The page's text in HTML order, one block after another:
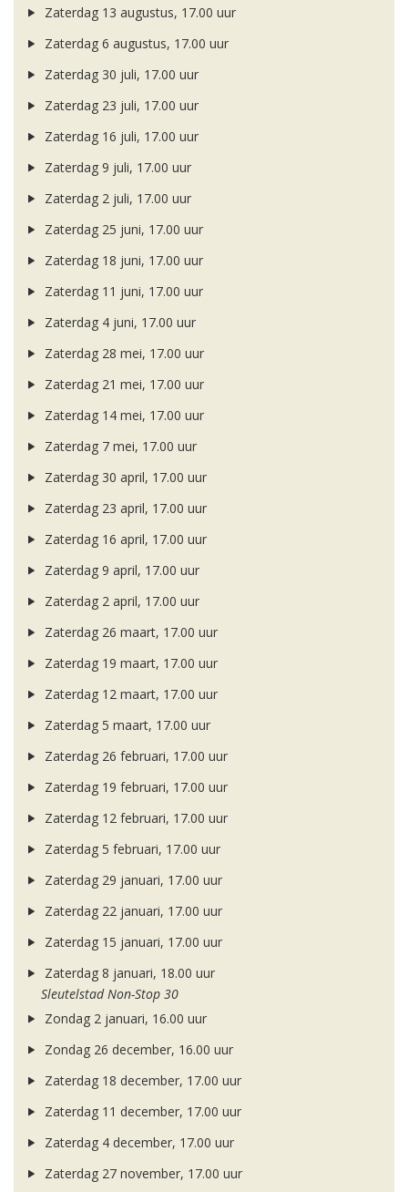
Zaterdag 13 augustus, 17.00 uur
Zaterdag 6 augustus, 17.00 uur
Zaterdag 30 juli, 17.00 uur
Zaterdag 23 juli, 17.00 uur
Zaterdag 16 juli, 17.00 uur
Zaterdag 9 juli, 17.00 uur
Zaterdag 2 juli, 17.00 uur
Zaterdag 25 juni, 17.00 uur
Zaterdag 18 juni, 17.00 uur
Zaterdag 11 juni, 17.00 uur
Zaterdag 4 juni, 17.00 uur
Zaterdag 28 mei, 17.00 uur
Zaterdag 21 mei, 17.00 uur
Zaterdag 14 mei, 17.00 uur
Zaterdag 7 mei, 17.00 uur
Zaterdag 30 april, 17.00 uur
Zaterdag 23 april, 17.00 uur
Zaterdag 16 april, 17.00 uur
Zaterdag 9 april, 17.00 uur
Zaterdag 2 april, 17.00 uur
Zaterdag 26 maart, 17.00 uur
Zaterdag 19 maart, 17.00 uur
Zaterdag 12 maart, 17.00 uur
Zaterdag 5 maart, 17.00 uur
Zaterdag 26 februari, 17.00 uur
Zaterdag 19 februari, 17.00 uur
Zaterdag 12 februari, 17.00 uur
Zaterdag 5 februari, 17.00 uur
Zaterdag 29 januari, 17.00 uur
Zaterdag 22 januari, 17.00 uur
Zaterdag 15 januari, 17.00 uur
Zaterdag 8 januari, 18.00 uur
Sleutelstad Non-Stop 30
Zondag 2 januari, 16.00 uur
Zondag 26 december, 16.00 uur
Zaterdag 18 december, 17.00 uur
Zaterdag 11 december, 17.00 uur
Zaterdag 4 december, 17.00 uur
Zaterdag 27 november, 17.00 uur